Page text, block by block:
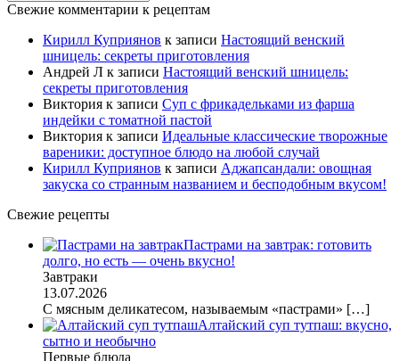
Свежие комментарии к рецептам
Кирилл Куприянов к записи Настоящий венский
шницель: секреты приготовления
Андрей Л к записи Настоящий венский шницель:
секреты приготовления
Виктория к записи Суп с фрикадельками из фарша
индейки с томатной пастой
Виктория к записи Идеальные классические творожные
вареники: доступное блюдо на любой случай
Кирилл Куприянов к записи Аджапсандали: овощная
закуска со странным названием и бесподобным вкусом!
Свежие рецепты
Пастрами на завтрак: готовить
долго, но есть — очень вкусно!
Завтраки
13.07.2026
С мясным деликатесом, называемым «пастрами» […]
Алтайский суп тутпаш: вкусно,
сытно и необычно
Первые блюда